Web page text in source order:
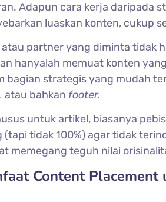
Adapun cara kerja daripada
luaskan konten, cukup
atau partner yang diminta tidak
hanyalah memuat konten
bagian strategis yang mudah
atau bahkan footer.
untuk artikel, biasanya
(tapi tidak 100%) agar tidak
memegang teguh nilai
Content Placement